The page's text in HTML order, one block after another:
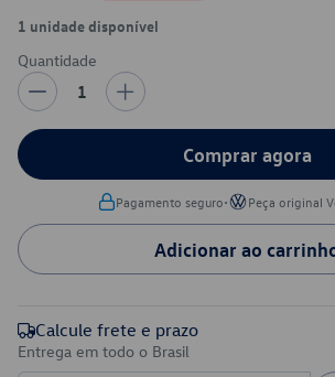
1 unidade disponível
Quantidade
1
Comprar agora
Pagamento seguro• Peça original
Adicionar ao
Calcule frete e prazo
Entrega em todo o Brasil